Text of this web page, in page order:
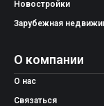
Новостройки
Зарубежная
О компании
О нас
Связаться